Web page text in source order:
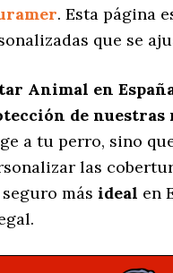
. Esta página
que se
Animal en
de nuestras
a tu perro, sino
las
más ideal en